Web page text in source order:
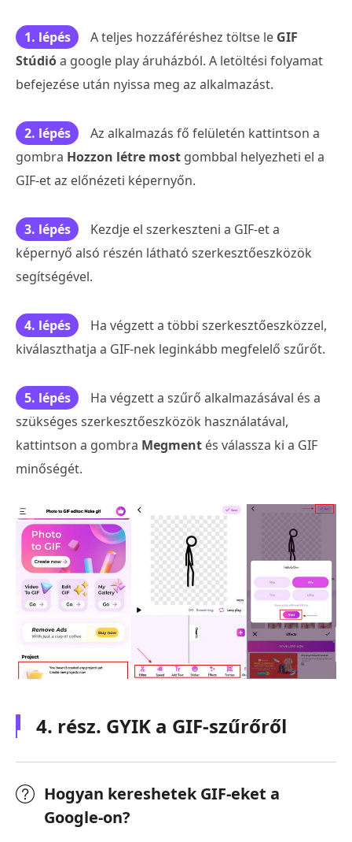
1. lépés A teljes hozzáféréshez töltse le GIF
Stúdióa google play áruházból. A letöltési folyamat
befejezése után nyissa meg az alkalmazást.
2. lépés
Az alkalmazás fő felületén kattintson a
gombra Hozzon létre most gombbal helyezheti el a
GIF-et az előnézeti képernyőn.
3. lépés
Kezdje el szerkeszteni a GIF-et a
képernyő alsó részén látható szerkesztőeszközök
segítségével.
4. lépés
Ha végzett a többi szerkesztőeszközzel,
kiválaszthatja a GIF-nek leginkább megfelelő szűrőt.
5. lépés
Ha végzett a szűrő alkalmazásával és a
szükséges szerkesztőeszközök használatával,
kattintson a gombra Megment és válassza ki a GIF
minőségét.
4. rész. GYIK a GIF-szűrőről
Hogyan kereshetek GIF-eket a
Google-on?